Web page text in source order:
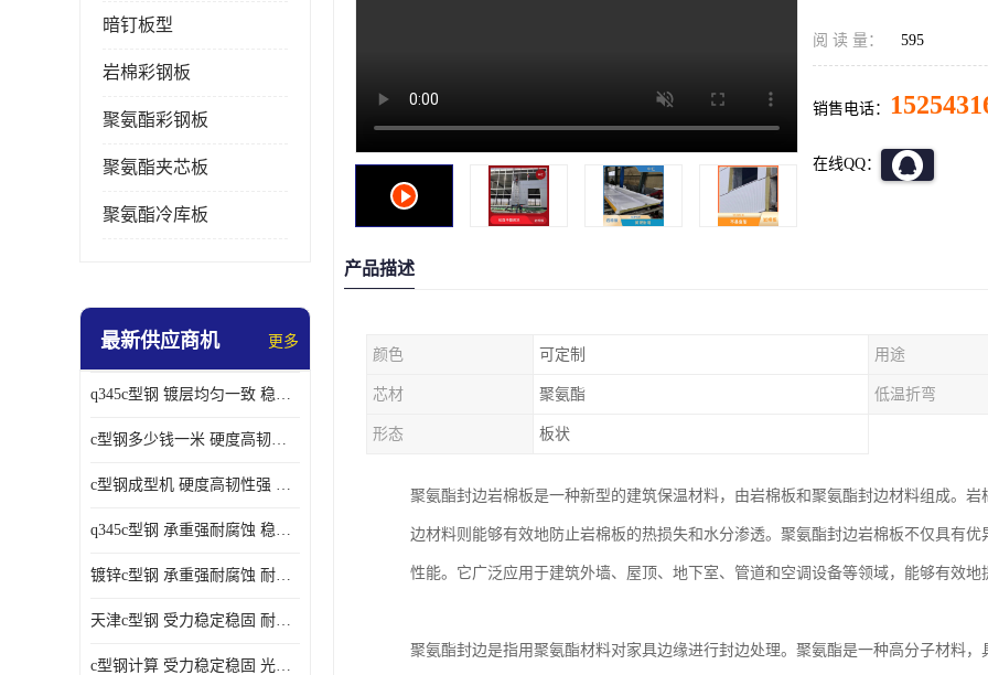
暗钉板型
岩棉彩钢板
聚氨酯彩钢板
聚氨酯夹芯板
聚氨酯冷库板
最新供应商机 更多
q345c型钢 镀层均匀一致 稳重支撑承载力大
c型钢多少钱一米 硬度高韧性强 光洁无毛刺
c型钢成型机 硬度高韧性强 防腐耐蚀性能好
q345c型钢 承重强耐腐蚀 稳重支撑承载力大
镀锌c型钢 承重强耐腐蚀 耐腐蚀 耐高温
天津c型钢 受力稳定稳固 耐腐蚀 耐高温
c型钢计算 受力稳定稳固 光洁无毛刺
阅 读 量： 595
销售电话：
在线QQ：
产品描述
颜色 可定制 用途
芯材 聚氨酯 低温折弯
形态 板状
聚氨酯封边岩棉板是一种新型的建筑保温材料，由岩棉板和聚氨酯封边材料组成。
边材料则能够有效地防止岩棉板的热损失和水分渗透。聚氨酯封边岩棉板不仅具有
性能。它广泛应用于建筑外墙、屋顶、地下室、管道和空调设备等领域，能够有效
聚氨酯封边是指用聚氨酯材料对家具边缘进行封边处理。聚氨酯是一种高分子材料